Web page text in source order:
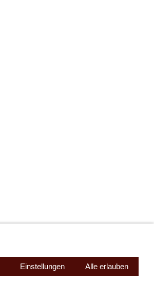
Einstellungen Alle erlauben